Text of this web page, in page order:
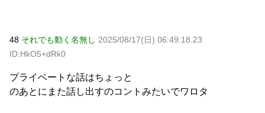
48 それでも動く名無し 2025/08/17(日) 06:49:18.23
ID:HkO5+dRk0
プライベートな話はちょっと
のあとにまた話し出すのコントみたいでワロタ